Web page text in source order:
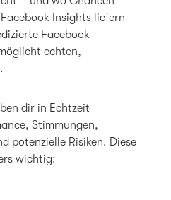
Insights liefern
Facebook
echten,
dir in Echtzeit
Stimmungen,
potenzielle Risiken. Diese
wichtig: